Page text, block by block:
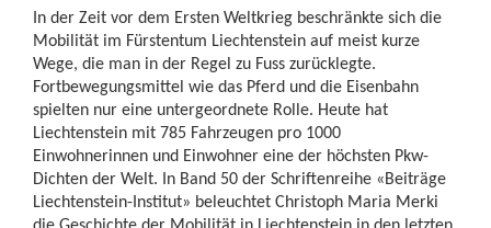
In der Zeit vor dem Ersten Weltkrieg beschränkte sich die
Mobilität im Fürstentum Liechtenstein auf meist kurze
Wege, die man in der Regel zu Fuss zurücklegte.
Fortbewegungsmittel wie das Pferd und die Eisenbahn
spielten nur eine untergeordnete Rolle. Heute hat
Liechtenstein mit 785 Fahrzeugen pro 1000
Einwohnerinnen und Einwohner eine der höchsten Pkw-
Dichten der Welt. In Band 50 der Schriftenreihe «Beiträge
Liechtenstein-Institut» beleuchtet Christoph Maria Merki